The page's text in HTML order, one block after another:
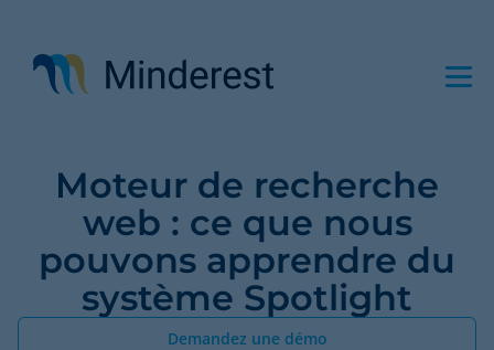
contenu
principal
Moteur de recherche
web : ce que nous
pouvons apprendre du
système Spotlight
Demandez une démo